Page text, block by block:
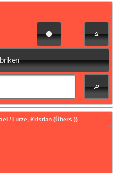
/ Lutze, Kristian (Übers.))